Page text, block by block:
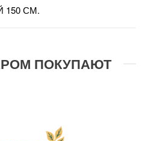
150 СМ.
ПОКУПАЮТ